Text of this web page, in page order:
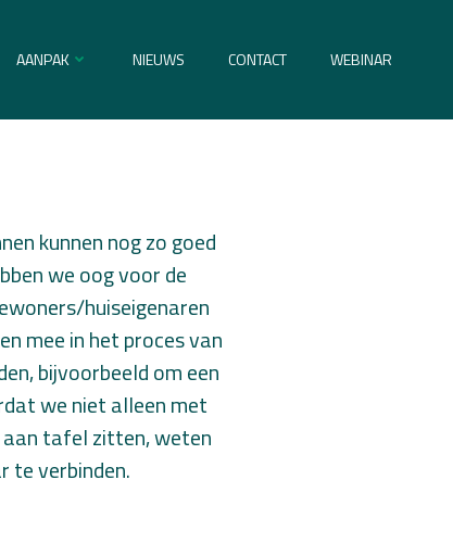
AANPAK NIEUWS CONTACT WEBINAR
kunnen nog zo goed
we oog voor de
huiseigenaren
mee in het proces van
bijvoorbeeld om een
we niet alleen met
aan tafel zitten, weten
te verbinden.